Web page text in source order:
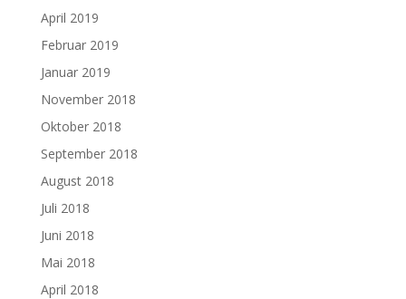
April 2019
Februar 2019
Januar 2019
November 2018
Oktober 2018
September 2018
August 2018
Juli 2018
Juni 2018
Mai 2018
April 2018